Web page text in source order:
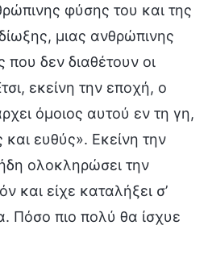
φύσης του και της
μιας ανθρώπινης
που δεν διαθέτουν οι
εκείνη την εποχή, ο
όμοιος αυτού εν τη γη,
ευθύς». Εκείνη την
ολοκληρώσει την
και είχε καταλήξει σ’
Πόσο πιο πολύ θα ίσχυε